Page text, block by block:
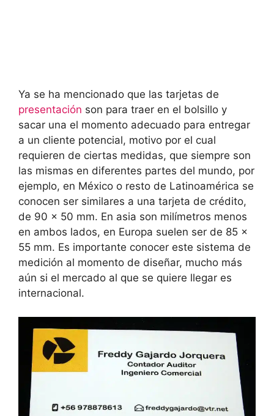
Ya se ha mencionado que las tarjetas de
presentación son para traer en el bolsillo y
sacar una el momento adecuado para entregar
a un cliente potencial, motivo por el cual
requieren de ciertas medidas, que siempre son
las mismas en diferentes partes del mundo, por
ejemplo, en México o resto de Latinoamérica se
conocen ser similares a una tarjeta de crédito,
de 90 x 50 mm. En asia son milímetros menos
en ambos lados, en Europa suelen ser de 85 x
55 mm. Es importante conocer este sistema de
medición al momento de diseñar, mucho más
aún si el mercado al que se quiere llegar es
internacional.